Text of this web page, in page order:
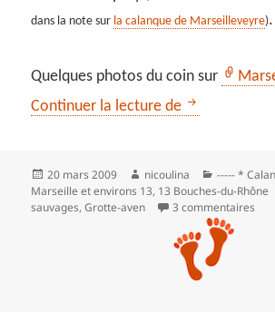
dans la note sur la calanque de Marseilleveyre).
Quelques photos du coin sur
Continuer la lecture de La calanque
Publié
le
20 mars 2009 Auteur
nicoulina Catégories
----- *
Marseille et environs 13, 13 Bouches-du-Rhône
sauvages,Grotte-aven 3 commentaires